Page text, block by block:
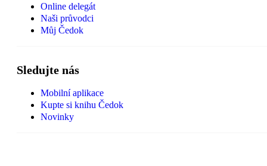
Online delegát
Naši průvodci
Můj Čedok
Sledujte nás
Mobilní aplikace
Kupte si knihu Čedok
Novinky